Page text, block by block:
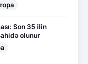
Son 35 ilin
olunur